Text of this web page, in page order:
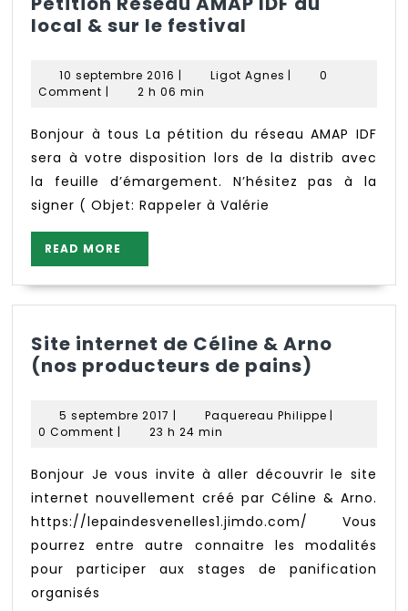
local & sur le festival
AMAP
IDF
local
&
sur
le
10 septembre 2016 10
septembre
| Ligot Agnes Ligot
|
0
Comment | 2 h 06 min
Bonjour à tous La pétition du réseau AMAP IDF
sera à votre disposition lors de la distrib avec
la feuille d’émargement. N’hésitez pas à la
signer ( Objet: Rappeler à Valérie
READ MORE
MORE
Site internet de Céline & Arno
(nos producteurs de pains)
de
Céline
Arno
(nos
de
pains)
5 septembre 2017 5
septembre
| Paquereau PhilippePaquereau
|
0 Comment | 23 h 24 min
Bonjour Je vous invite à aller découvrir le site
internet nouvellement créé par Céline & Arno.
https://lepaindesvenelles1.jimdo.com/ Vous
pourrez entre autre connaitre les modalités
pour participer aux stages de panification
organisés